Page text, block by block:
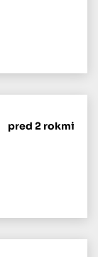
pred 2 rokmi